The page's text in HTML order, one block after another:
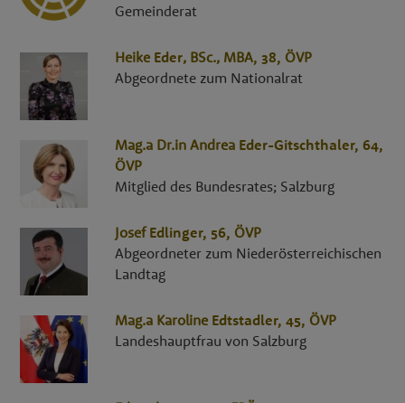
Gemeinderat
Heike Eder, BSc., MBA, 38, ÖVP
Abgeordnete zum Nationalrat
Mag.a Dr.in Andrea Eder-Gitschthaler, 64,
ÖVP
Mitglied des Bundesrates; Salzburg
Josef Edlinger, 56, ÖVP
Abgeordneter zum Niederösterreichischen
Landtag
Mag.a Karoline Edtstadler, 45, ÖVP
Landeshauptfrau von Salzburg